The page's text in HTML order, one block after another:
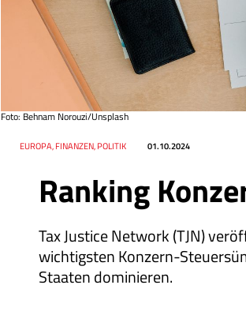
Ranking
Tax Justice Network (TJN)
wichtigsten Konzern-
Staaten dominieren.
Datum 01.10.2024
RessortEUROPA, FINANZEN, POLITIK
Foto: Behnam Norouzi/Unsplash